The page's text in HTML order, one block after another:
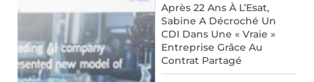
Après 22 Ans À L’Esat,
Sabine A Décroché Un
CDI Dans Une « Vraie »
Entreprise Grâce Au
Contrat Partagé